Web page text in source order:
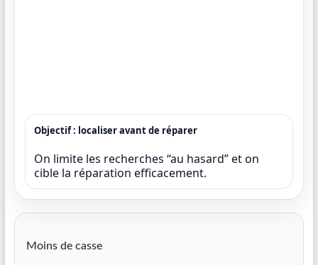
Objectif : localiser avant de réparer
On limite les recherches “au hasard” et on
cible la réparation efficacement.
Moins de casse